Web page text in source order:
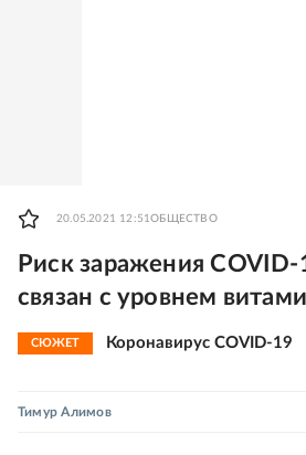
20.05.2021 12:51ОБЩЕСТВО
Риск заражения COVID-
связан с уровнем
СЮЖЕТ Коронавирус COVID-19
Тимур Алимов